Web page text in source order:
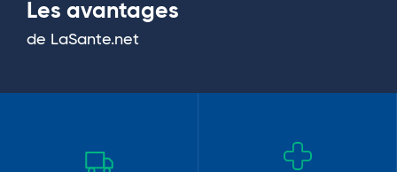
Les avantages
de LaSante.net